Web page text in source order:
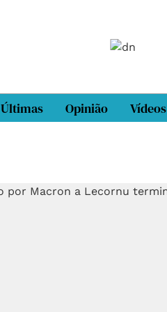
Últimas Opinião Vídeos